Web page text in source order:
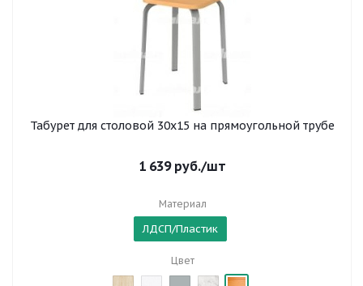
Табурет для столовой 30x15 на прямоугольной трубе
1 639руб./шт
Материал
ЛДСП/Пластик
Цвет